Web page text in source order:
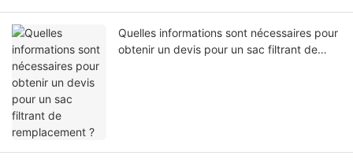
Quelles informations sont nécessaires pour
obtenir un devis pour un sac filtrant de